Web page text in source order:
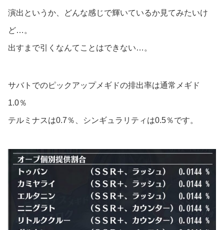
演出というか、どんな感じで輝いているか見てみたいけ
ど…。
出すまで引くなんてことはできない…。
サバトでのピックアップメギドの排出率は通常メギド
1.0％
テルミナスは0.7％、シンギュラリティは0.5％です。